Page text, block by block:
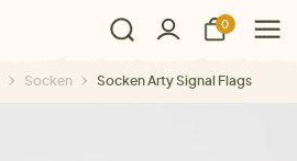
0
Socken Socken Arty Signal Flags